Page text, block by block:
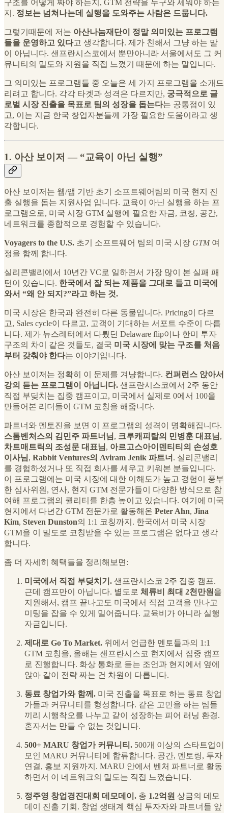
구조를 어떻게 짜야 하는지, GTM 전략을 누구와 세워야 하는
지. 정보는 넘쳐나는데 실행을 도와주는 사람은 드뭅니다.
그렇기때문에 저는 아산나눔재단이 정말 의미있는 프로그램
들을 운영하고 있다고 생각합니다. 제가 친해서 그냥 하는 말
이 아닙니다. 샌프란시스코에서 뿐만아니라 서울에서도 그 커
뮤니티의 밀도와 지원을 직접 느꼈기 때문에 하는 말입니다.
그 의미있는 프로그램들 중 오늘은 세 가지 프로그램을 소개드
리려고 합니다. 각각 타겟과 성격은 다르지만, 궁극적으로 글
로벌 시장 진출을 목표로 팀의 성장을 돕는다는 공통점이 있
고, 이는 지금 한국 창업자분들께 가장 필요한 도움이라고 생
각합니다.
1. 아산 보이저 — “교육이 아닌 실행”
아산 보이저는 웹/앱 기반 초기 소프트웨어팀의 미국 현지 진
출 실행을 돕는 지원사업 입니다. 교육이 아닌 실행을 하는 프
로그램으로, 미국 시장 GTM 실행에 필요한 자금, 코칭, 공간,
네트워크를 종합적으로 경험할 수 있습니다.
Voyagers to the U.S. 초기 소프트웨어 팀의 미국 시장 GTM 여
정을 함께 합니다.
실리콘밸리에서 10년간 VC로 일하면서 가장 많이 본 실패 패
턴이 있습니다. 한국에서 잘 되는 제품을 그대로 들고 미국에
와서 “왜 안 되지?”라고 하는 것.
미국 시장은 한국과 완전히 다른 동물입니다. Pricing이 다르
고, Sales cycle이 다르고, 고객이 기대하는 서포트 수준이 다릅
니다. 제가 뉴스레터에서 다뤘던 Delaware flip이나 한미 투자
구조의 차이 같은 것들도, 결국 미국 시장에 맞는 구조를 처음
부터 갖춰야 한다는 이야기입니다.
아산 보이저는 정확히 이 문제를 겨냥합니다. 컨퍼런스 앉아서
강의 듣는 프로그램이 아닙니다. 샌프란시스코에서 2주 동안
직접 부딪치는 집중 캠프이고, 미국에서 실제로 0에서 100을
만들어본 리더들이 GTM 코칭을 해줍니다.
파트너와 멘토진을 보면 이 프로그램의 성격이 명확해집니다.
스톰벤처스의 김민주 파트너님 , 크루캐피탈의 민병훈 대표님 ,
차트매트릭의 조성문 대표님 , 아르고스아이덴티티의 손성호
이사님 , Rabbit Ventures의 Aviram Jenik 파트너 . 실리콘밸리
를 경험하셨거나 또 직접 회사를 세우고 키워본 분들입니다.
이 프로그램에는 미국 시장에 대한 이해도가 높고 경험이 풍부
한 심사위원, 연사, 현지 GTM 전문가들이 다양한 방식으로 참
여해 프로그램의 퀄리티를 한층 높이고 있습니다. 여기에 미국
현지에서 다년간 GTM 전문가로 활동해온 Peter Ahn, Jina
Kim, Steven Dunston의 1:1 코칭까지. 한국에서 미국 시장
GTM을 이 밀도로 코칭받을 수 있는 프로그램은 없다고 생각
합니다.
좀 더 자세히 혜택들을 정리해보면:
미국에서 직접 부딪치기. 샌프란시스코 2주 집중 캠프.
근데 캠프만이 아닙니다. 별도로 체류비 최대 2천만원 을
지원해서, 캠프 끝나고도 미국에서 직접 고객을 만나고
미팅을 잡을 수 있게 밀어줍니다. 교육비가 아니라 실행
자금입니다.
제대로 Go To Market. 위에서 언급한 멘토들과의 1:1
GTM 코칭을, 올해는 샌프란시스코 현지에서 집중 캠프
로 진행합니다. 화상 통화로 듣는 조언과 현지에서 옆에
앉아 같이 전략 짜는 건 차원이 다릅니다.
동료 창업가와 함께. 미국 진출을 목표로 하는 동료 창업
가들과 커뮤니티를 형성합니다. 같은 고민을 하는 팀들
끼리 시행착오를 나누고 같이 성장하는 피어 러닝 환경.
혼자서는 만들 수 없는 것입니다.
500+ MARU 창업가 커뮤니티. 500개 이상의 스타트업이
모인 MARU 커뮤니티에 합류합니다. 공간, 멘토링, 투자
연결, 홍보 지원까지. MARU 안에서 벤처 파트너로 활동
하면서 이 네트워크의 밀도는 직접 느꼈습니다.
정주영 창업경진대회 데모데이. 총 1.2억원 상금의 데모
데이 진출 기회. 창업 생태계 핵심 투자자와 파트너들 앞